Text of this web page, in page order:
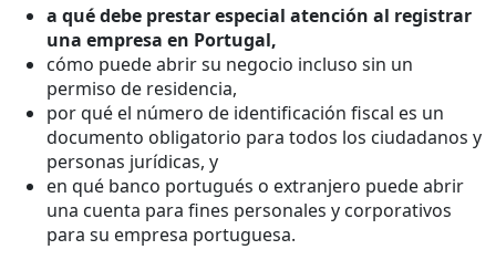
a qué debe prestar especial atención al registrar
una empresa en Portugal,
cómo puede abrir su negocio incluso sin un
permiso de residencia,
por qué el número de identificación fiscal es un
documento obligatorio para todos los ciudadanos y
personas jurídicas, y
en qué banco portugués o extranjero puede abrir
una cuenta para fines personales y corporativos
para su empresa portuguesa.